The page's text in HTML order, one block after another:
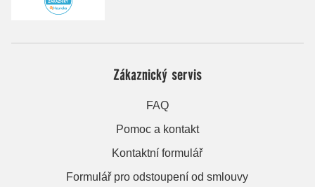
Zákaznický servis
FAQ
Pomoc a kontakt
Kontaktní formulář
Formulář pro odstoupení od smlouvy